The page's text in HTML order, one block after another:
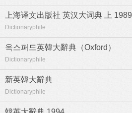
上海译文出版社 英汉大词典 上 1989
Dictionaryphile
옥스퍼드英韓大辭典（Oxford）
Dictionaryphile
新英韓大辭典
Dictionaryphile